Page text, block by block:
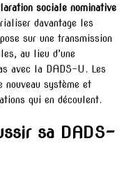
sociale nominative
davantage les
sur une transmission
au lieu d’une
avec la DADS-U. Les
nouveau système et
qui en découlent.
sa DADS-